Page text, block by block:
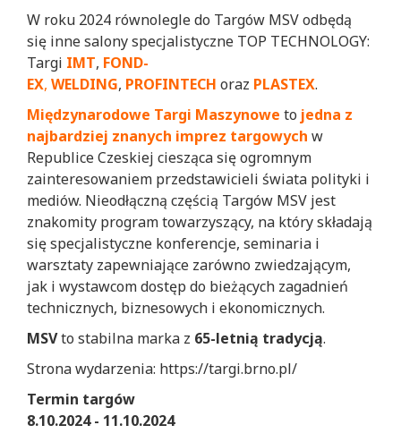
W roku 2024 równolegle do Targów MSV odbędą
się inne salony specjalistyczne TOP TECHNOLOGY:
Targi IMT, FOND-
EX, WELDING, PROFINTECH oraz PLASTEX.
Międzynarodowe Targi Maszynowe to jedna z
najbardziej znanych imprez targowych w
Republice Czeskiej ciesząca się ogromnym
zainteresowaniem przedstawicieli świata polityki i
mediów. Nieodłączną częścią Targów MSV jest
znakomity program towarzyszący, na który składają
się specjalistyczne konferencje, seminaria i
warsztaty zapewniające zarówno zwiedzającym,
jak i wystawcom dostęp do bieżących zagadnień
technicznych, biznesowych i ekonomicznych.
MSVto stabilna marka z 65-letnią tradycją.
Strona wydarzenia: https://targi.brno.pl/
Termin targów
8.10.2024 - 11.10.2024